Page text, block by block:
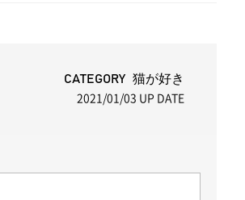
CATEGORY 猫が好き
2021/01/03 UP DATE